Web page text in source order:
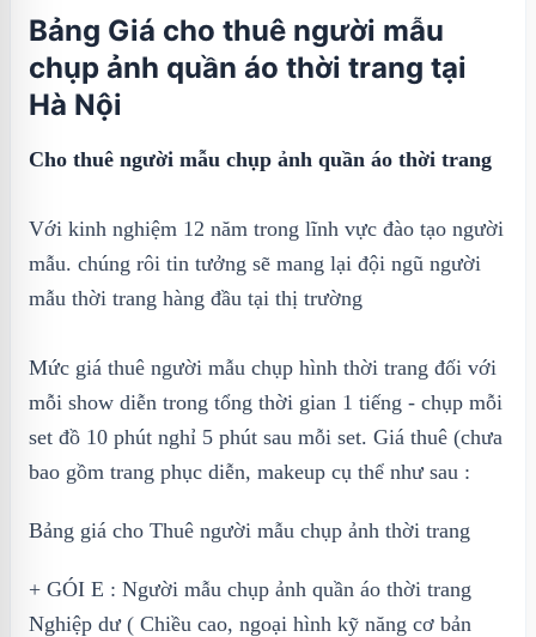
Bảng Giá cho thuê người mẫu
chụp ảnh quần áo thời trang tại
Hà Nội
Cho thuê người mẫu chụp ảnh quần áo thời trang
Với kinh nghiệm 12 năm trong lĩnh vực đào tạo người
mẫu. chúng rôi tin tưởng sẽ mang lại đội ngũ người
mẫu thời trang hàng đầu tại thị trường
Mức giá thuê người mẫu chụp hình thời trang đối với
mỗi show diễn trong tổng thời gian 1 tiếng - chụp mỗi
set đồ 10 phút nghỉ 5 phút sau mỗi set. Giá thuê (chưa
bao gồm trang phục diễn, makeup cụ thể như sau :
Bảng giá cho Thuê người mẫu chụp ảnh thời trang
+ GÓI E : Người mẫu chụp ảnh quần áo thời trang
Nghiệp dư ( Chiều cao, ngoại hình kỹ năng cơ bản